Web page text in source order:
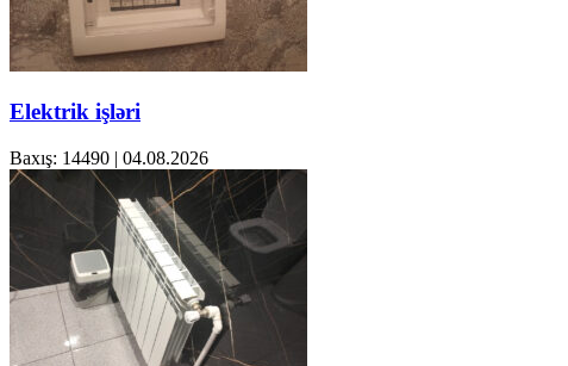
Elektrik işləri
Baxış: 14490 | 04.08.2026